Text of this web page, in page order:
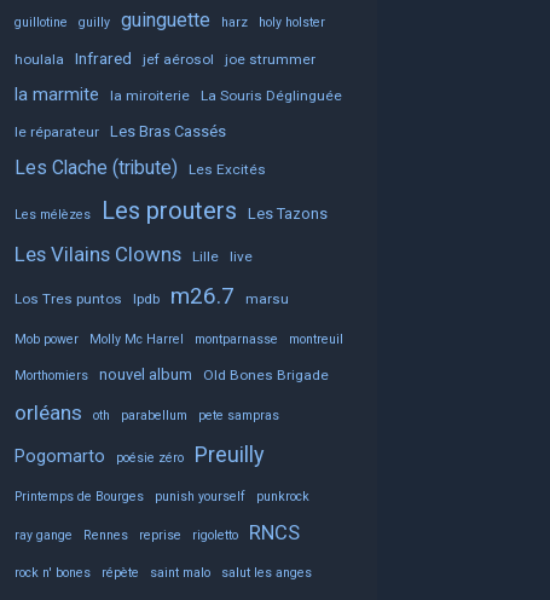
guillotine guilly guinguette harz holy holster
houlala Infrared jef aérosol joe strummer
la marmite la miroiterie La Souris Déglinguée
le réparateur Les Bras Cassés
Les Clache (tribute) Les Excités
Les mélèzes Les prouters Les Tazons
Les Vilains Clowns Lille live
Los Tres puntos lpdb m26.7 marsu
Mob power Molly Mc Harrel montparnasse montreuil
Morthomiers nouvel album Old Bones Brigade
orléans oth parabellum pete sampras
Pogomarto poésie zéro Preuilly
Printemps de Bourges punish yourself punkrock
ray gange Rennes reprise rigoletto RNCS
rock n' bones répète saint malo salut les anges